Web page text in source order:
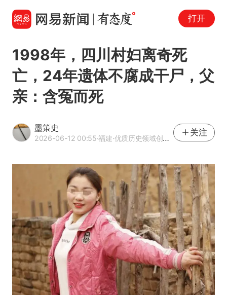
打开
1998年，四川村妇离奇死
亡，24年遗体不腐成干尸，父
亲：含冤而死
墨策史
2026-06-12 00:55·福建·优质历史领域创作者
关注